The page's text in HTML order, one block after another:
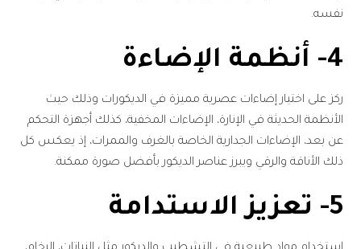
نفسه.
4- أنظمة الإضاءة
ركز على اختيار إضاءات عصرية مميزة في الديكورات وذلك حيث
الأنظمة الحديثة في الإنارة، الإضاءات المخفية، كذلك أجهزة التحكم
عن بعد، الإضاءات الجدارية الخاصة بالغرف والممرات، إذ يعكس كل
ذلك الأناقة والرقي ويبرز عناصر الديكور بأفضل صورة ممكنة.
5- تعزيز الاستدامة